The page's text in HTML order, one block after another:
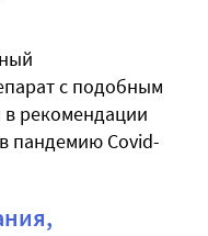
с подобным
рекомендации
пандемию Covid-